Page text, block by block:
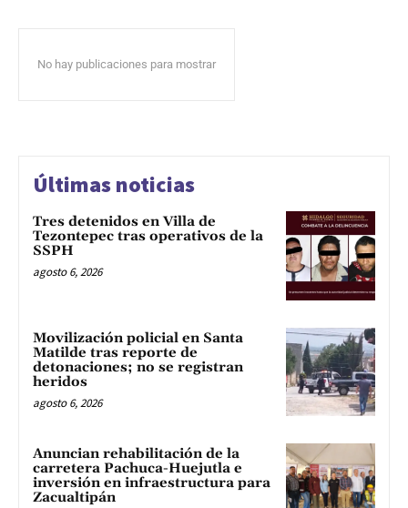
No hay publicaciones para mostrar
Últimas noticias
Tres detenidos en Villa de
Tezontepec tras operativos de la
SSPH
agosto 6, 2026
Movilización policial en Santa
Matilde tras reporte de
detonaciones; no se registran
heridos
agosto 6, 2026
Anuncian rehabilitación de la
carretera Pachuca-Huejutla e
inversión en infraestructura para
Zacualtipán